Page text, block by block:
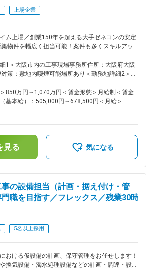
くおります。 ■同社について： 「西松
」に沿って、建築設計部門の強化を推進中。中
ていることから、外部から幅広く経験者を採用
に対する期待に応える組織づくりを進めていま
武器に、さらなる成長を目指すフェーズにありま
造）の集合住宅やマンション、商業施設等の設計に
験のある方で大規模の物件に携わりたい方 ・設
意欲のある方 ・設計事務所出身者で大手ゼネコン
たい方。 変更の範囲：会社の定める業
上場企業
ム上場／創業150年を超える大手ゼネコンの安定
物件を幅広く担当可能！案件も多くスキルアッ
充実で働き方・WLB◎ ■募集背景： 当社の目
定めた中長期計画である西松ビジョン2030を強
戦できる強い組織づくり」を行っております。ま
堅層社員が不足しており、将来の幹部社員候補と
広い案件を担当しており、1～3年かけて施工管
ただきます。 ＜実績一覧＞
ourworks/ ▼関西エリアの案
ンター、工場などの案件を現状抱えており、今後
ットの工事案件を受注する可能性がございます。
の魅力点： より幅広い分野で挑戦したい方、又、
大規模プロジェクトの責任者（所長）として活躍
祝休みです。仮に実際
あった場合は振替休日の取得可能です。 ・フレ
です。 ・基本的に出張は発生いたしません。残
時間程度です。 ・女性の産育休は100%取得実
取得実績もあります。 ■当社について： 明
1＞大阪市内の工事現場事務所住所：大阪府大阪
策：敷地内喫煙可能場所あり＜勤務地詳細2＞京
能場所あり＜勤務地詳細3＞兵庫県内の工事現場
兵庫県 受動喫煙対策：敷地内喫煙可能場所あり
850万円～1,070万円＜賃金形態＞月給制＜賃金
基本給）：505,000円～678,500円＜月給＞
万／40歳：1070万／42歳：1150万※地域限定職
はモデル年収から7割程度の提示になります。賃
でも目安の金額であり、選考を通じて上下する可能
見る 気になる
事の設備担当（計画・据え付け・管
職を目指す／フレックス／残業30時
5名以上採用
おける仮設備の計画、保守管理をお任せします！
換気設備・濁水処理設備などの計画・調達・設置